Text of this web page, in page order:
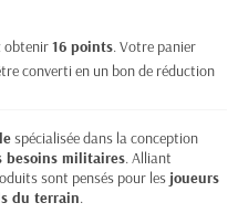
obtenir16 points. Votre panier
converti en un bon de réduction
spécialisée dans la conception
besoins militaires. Alliant
sont pensés pour les joueurs
du terrain.